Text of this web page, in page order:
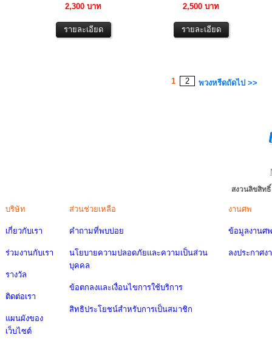
2,300 บาท 2,500 บาท
1 2 พวงหรีดถัดไป >>
สงวนลิขสิท
บริษัท
เกี่ยวกับเรา
ร่วมงานกับเรา
รางวัล
ติดต่อเรา
แผนผังของ
เว็บไซต์
ส่วนช่วยเหลือ
คำถามที่พบบ่อย
นโยบายความปลอดภัยและความเป็นส่วน
บุคคล
ข้อตกลงและเงื่อนไขการใช้บริการ
สิทธิประโยชน์สำหรับการเป็นสมาชิก
งานศพ
ข้อมูลงานศพ
ลงประกาศง